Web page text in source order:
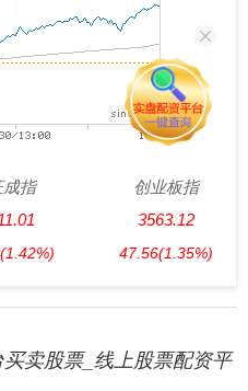
成指
(1.42%)
创业板指
3563.12
47.56(1.35%)
卖股票_线上股票配资平